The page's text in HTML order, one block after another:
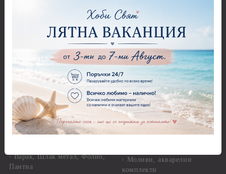
Оризова декупажна хартия
А4 - Itd. Collection - 25-30
Фина оризова декупажна
хартия Stamperia - 21 х
29.см. - 28гр.
Декупажна хартия - Други
Антични пасти
Вакс пасти
Грунд, Основи, Релефни
Варак, Шлак метал, Фолио,
Пантна
Перфоратори - Детски
Перфоратори - Животни
Перфоратори - Коледни и
Зимни
Грунд и почистващи
разтвори
Платна за рисуване
Стативи и поставки
Моливи, акварелни
комплекти